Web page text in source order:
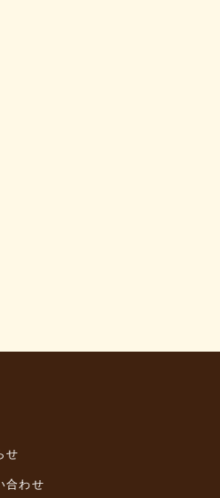
せ
合わせ